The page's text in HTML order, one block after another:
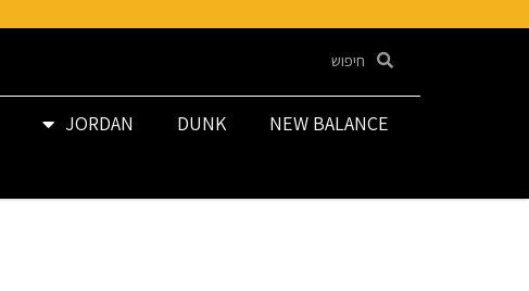
NEW BALANCE
DUNK
JORDAN